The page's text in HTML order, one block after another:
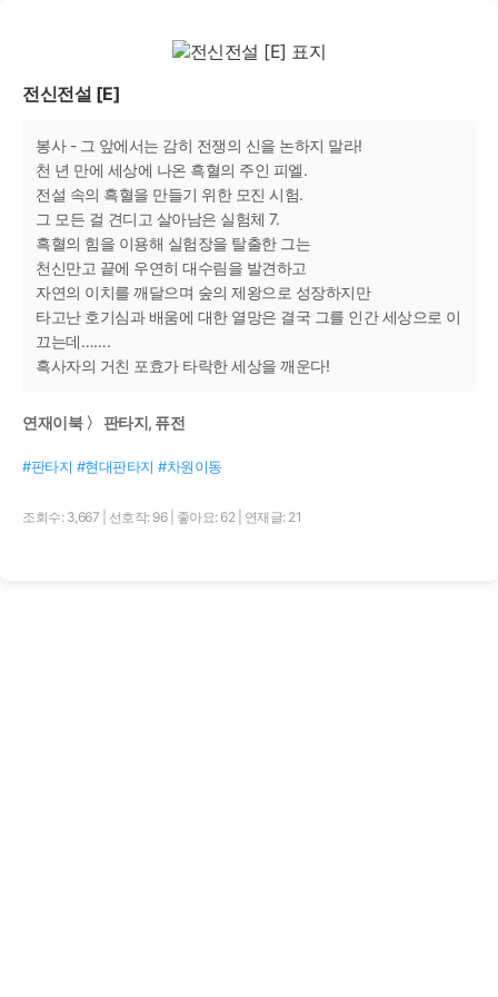
전신전설 [E]
봉사 - 그 앞에서는 감히 전쟁의 신을 논하지 말라!
천 년 만에 세상에 나온 흑혈의 주인 피엘.
전설 속의 흑혈을 만들기 위한 모진 시험.
그 모든 걸 견디고 살아남은 실험체 7.
흑혈의 힘을 이용해 실험장을 탈출한 그는
천신만고 끝에 우연히 대수림을 발견하고
자연의 이치를 깨달으며 숲의 제왕으로 성장하지만
타고난 호기심과 배움에 대한 열망은 결국 그를 인간 세상으로 이
끄는데…….
흑사자의 거친 포효가 타락한 세상을 깨운다!
연재이북 〉 판타지, 퓨전
#판타지 #현대판타지 #차원이동
조회수: 3,667 선호작: 96 좋아요: 62 연재글: 21